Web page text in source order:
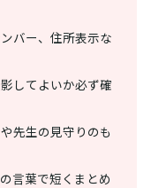
バー、住所表示な
してよいか必ず確
先生の見守りのも
言葉で短くまとめ